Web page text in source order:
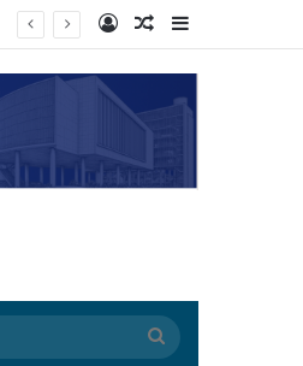
Log InRandom Article
Sidebar
Buscar